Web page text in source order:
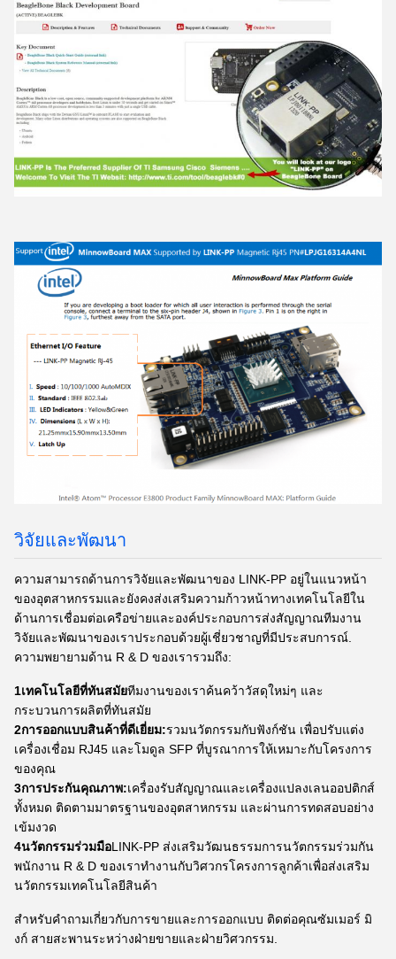
วิจัยและพัฒนา
ความสามารถด้านการวิจัยและพัฒนาของ LINK-PP อยู่ในแนวหน้า
ของอุตสาหกรรมและยังคงส่งเสริมความก้าวหน้าทางเทคโนโลยีใน
ด้านการเชื่อมต่อเครือข่ายและองค์ประกอบการส่งสัญญาณทีมงาน
วิจัยและพัฒนาของเราประกอบด้วยผู้เชี่ยวชาญที่มีประสบการณ์.
ความพยายามด้าน R & D ของเรารวมถึง:
1เทคโนโลยีที่ทันสมัยทีมงานของเราค้นคว้าวัสดุใหม่ๆ และ
กระบวนการผลิตที่ทันสมัย
2การออกแบบสินค้าที่ดีเยี่ยม:รวมนวัตกรรมกับฟังก์ชัน เพื่อปรับแต่ง
เครื่องเชื่อม RJ45 และโมดูล SFP ที่บูรณาการให้เหมาะกับโครงการ
ของคุณ
3การประกันคุณภาพ:เครื่องรับสัญญาณและเครื่องแปลงเลนออปติกส์
ทั้งหมด ติดตามมาตรฐานของอุตสาหกรรม และผ่านการทดสอบอย่าง
เข้มงวด
4นวัตกรรมร่วมมือLINK-PP ส่งเสริมวัฒนธรรมการนวัตกรรมร่วมกัน
พนักงาน R & D ของเราทํางานกับวิศวกรโครงการลูกค้าเพื่อส่งเสริม
นวัตกรรมเทคโนโลยีสินค้า
สําหรับคําถามเกี่ยวกับการขายและการออกแบบ ติดต่อคุณซัมเมอร์ มิ
งก์ สายสะพานระหว่างฝ่ายขายและฝ่ายวิศวกรรม.